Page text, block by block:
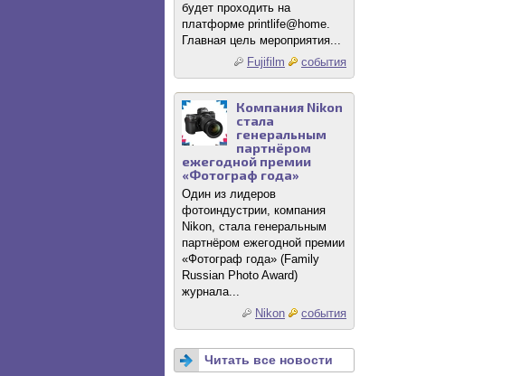
будет проходить на
платформе printlife@home.
Главная цель мероприятия...
Fujifilm
события
Компания Nikon
стала
генеральным
партнёром
ежегодной премии
«Фотограф года»
Один из лидеров
фотоиндустрии, компания
Nikon, стала генеральным
партнёром ежегодной премии
«Фотограф года» (Family
Russian Photo Award)
журнала...
Nikon
события
Читать все новости